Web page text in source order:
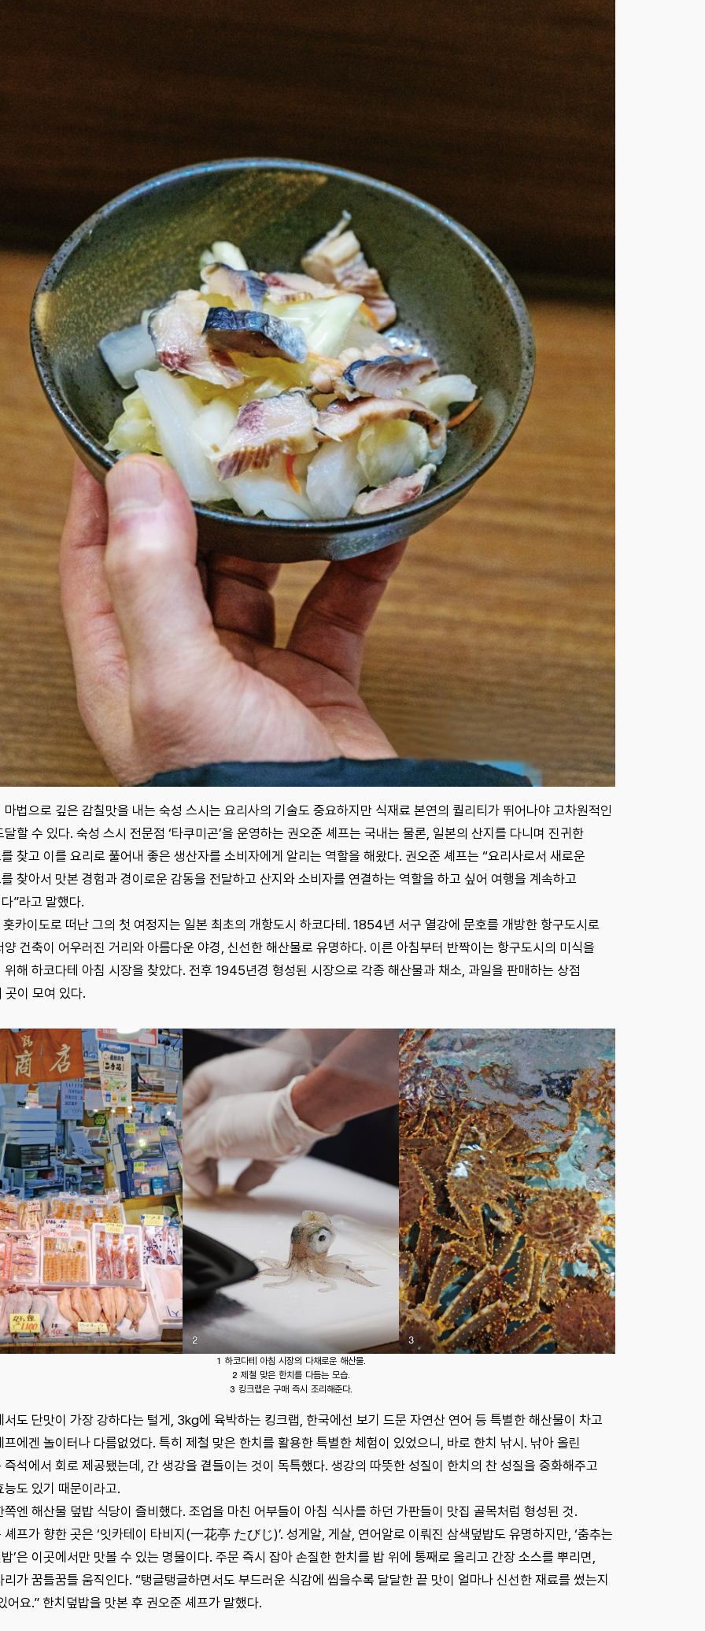
마법으로 깊은 감칠맛을 내는 숙성 스시는 요리사의 기술도 중요하지만 식재료 본연의 퀄리티가 뛰어나야 고차원적인
달할 수 있다. 숙성 스시 전문점 ‘타쿠미곤’을 운영하는 권오준 셰프는 국내는 물론, 일본의 산지를 다니며 진귀한
찾고 이를 요리로 풀어내 좋은 생산자를 소비자에게 알리는 역할을 해왔다. 권오준 셰프는 “요리사로서 새로운
찾아서 맛본 경험과 경이로운 감동을 전달하고 산지와 소비자를 연결하는 역할을 하고 싶어 여행을 계속하고
”라고 말했다.
카이도로 떠난 그의 첫 여정지는 일본 최초의 개항도시 하코다테. 1854년 서구 열강에 문호를 개방한 항구도시로
양 건축이 어우러진 거리와 아름다운 야경, 신선한 해산물로 유명하다. 이른 아침부터 반짝이는 항구도시의 미식을
위해 하코다테 아침 시장을 찾았다. 전후 1945년경 형성된 시장으로 각종 해산물과 채소, 과일을 판매하는 상점
이 모여 있다.
2 3
1 하코다테 아침 시장의 다채로운 해산물.
2 제철 맞은 한치를 다듬는 모습.
3 킹크랩은 구매 즉시 조리해준다.
서도 단맛이 가장 강하다는 털게, 3kg에 육박하는 킹크랩, 한국에선 보기 드문 자연산 연어 등 특별한 해산물이 차고
프에겐 놀이터나 다름없었다. 특히 제철 맞은 한치를 활용한 특별한 체험이 있었으니, 바로 한치 낚시. 낚아 올린
즉석에서 회로 제공됐는데, 간 생강을 곁들이는 것이 독특했다. 생강의 따뜻한 성질이 한치의 찬 성질을 중화해주고
능도 있기 때문이라고.
쪽엔 해산물 덮밥 식당이 즐비했다. 조업을 마친 어부들이 아침 식사를 하던 가판들이 맛집 골목처럼 형성된 것.
셰프가 향한 곳은 ‘잇카테이 타비지(一花亭 たびじ)’. 성게알, 게살, 연어알로 이뤄진 삼색덮밥도 유명하지만, ‘춤추는
’은 이곳에서만 맛볼 수 있는 명물이다. 주문 즉시 잡아 손질한 한치를 밥 위에 통째로 올리고 간장 소스를 뿌리면,
리가 꿈틀꿈틀 움직인다. “탱글탱글하면서도 부드러운 식감에 씹을수록 달달한 끝 맛이 얼마나 신선한 재료를 썼는지
어요.” 한치덮밥을 맛본 후 권오준 셰프가 말했다.